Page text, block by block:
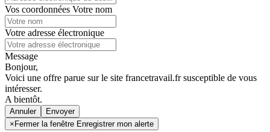
Vos coordonnées Votre nom
Votre adresse électronique
Message
Bonjour,
Voici une offre parue sur le site francetravail.fr susceptible de vous
intéresser.
A bientôt.
Annuler
×Fermer la fenêtre Enregistrer mon alerte